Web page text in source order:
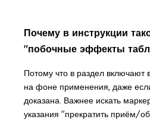
Почему в инструкции
"побочные эффекты
Потому что в раздел включают
на фоне применения, даже
доказана. Важнее искать
указания "прекратить приём/